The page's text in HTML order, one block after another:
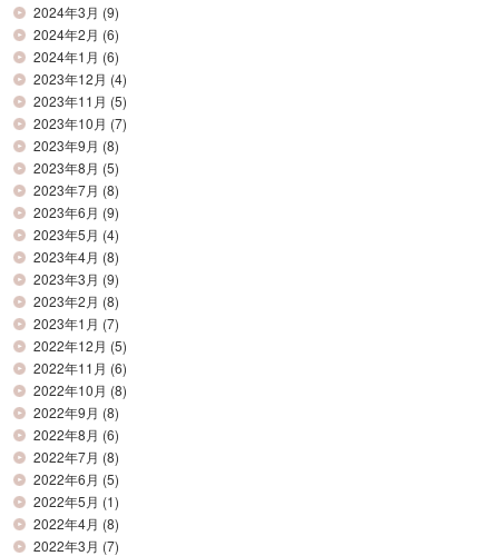
2024年3月 (9)
2024年2月 (6)
2024年1月 (6)
2023年12月 (4)
2023年11月 (5)
2023年10月 (7)
2023年9月 (8)
2023年8月 (5)
2023年7月 (8)
2023年6月 (9)
2023年5月 (4)
2023年4月 (8)
2023年3月 (9)
2023年2月 (8)
2023年1月 (7)
2022年12月 (5)
2022年11月 (6)
2022年10月 (8)
2022年9月 (8)
2022年8月 (6)
2022年7月 (8)
2022年6月 (5)
2022年5月 (1)
2022年4月 (8)
2022年3月 (7)